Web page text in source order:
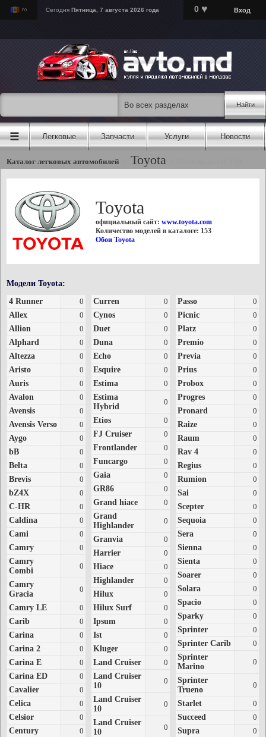
Сегодня Пятница, 7 августа 2026 года 0 ♥ Вход
Найти
☰ Легковые Запчасти Услуги Новости
Каталог легковых автомобилей Toyota
Toyota
официальный сайт: www.toyota.com
Количество моделей в каталоге: 153
Обои Toyota
Модели Toyota:
4 Runner
0
Allex
0
Allion
0
Alphard
0
Altezza
0
Aristo
0
Auris
0
Avalon
0
Avensis
0
Avensis Verso
0
Aygo
0
bB
0
Belta
0
Brevis
0
bZ4X
0
C-HR
0
Caldina
0
Cami
0
Camry
0
Camry
Combi
0
Camry
Gracia
0
Camry LE
0
Carib
0
Carina
0
Carina 2
0
Carina E
0
Carina ED
0
Cavalier
0
Celica
0
Celsior
0
Century
0
Curren
0
Cynos
0
Duet
0
Duna
0
Echo
0
Esquire
0
Estima
0
Estima
Hybrid
0
Etios
0
FJ Cruiser
0
Frontlander
0
Funcargo
0
Gaia
0
GR86
0
Grand hiace
0
Grand
Highlander
0
Granvia
0
Harrier
0
Hiace
0
Highlander
0
Hilux
0
Hilux Surf
0
Ipsum
0
Ist
0
Kluger
0
Land Cruiser
0
Land Cruiser
10
0
Land Cruiser
10
0
Land Cruiser
10
0
Passo
0
Picnic
0
Platz
0
Premio
0
Previa
0
Prius
0
Probox
0
Progres
0
Pronard
0
Raize
0
Raum
0
Rav 4
0
Regius
0
Rumion
0
Sai
0
Scepter
0
Sequoia
0
Sera
0
Sienna
0
Sienta
0
Soarer
0
Solara
0
Spacio
0
Sparky
0
Sprinter
0
Sprinter Carib
0
Sprinter
Marino
0
Sprinter
Trueno
0
Starlet
0
Succeed
0
Supra
0